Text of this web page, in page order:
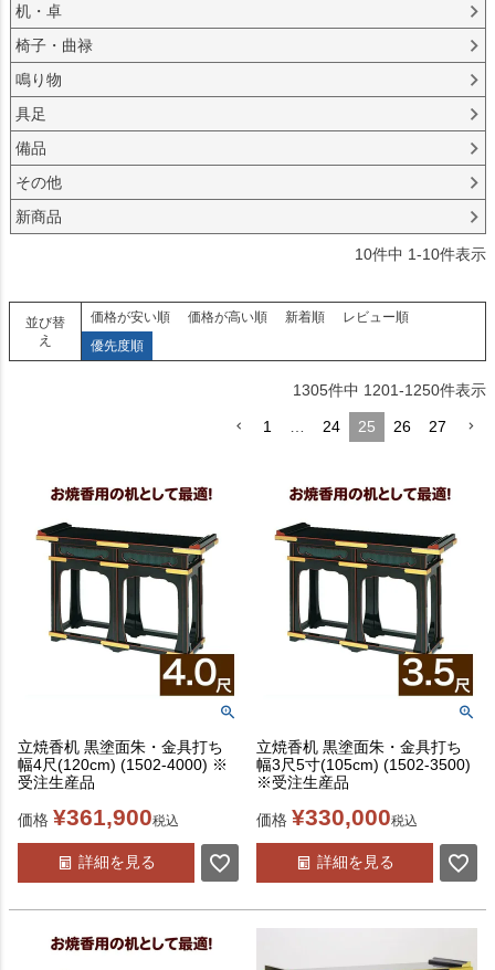
机・卓
椅子・曲禄
鳴り物
具足
備品
その他
新商品
10件中 1-10件表示
並び替
え
価格が安い順 価格が高い順 新着順
レビュー順
優先度順
1305件中 1201-1250件表示
1 … 24 25 26 27
立焼香机 黒塗面朱・金具打ち
幅4尺(120cm) (1502-4000) ※
受注生産品
価格 ¥361,900税込
詳細を見る
立焼香机 黒塗面朱・金具打ち
幅3尺5寸(105cm) (1502-3500)
※受注生産品
価格 ¥330,000税込
詳細を見る